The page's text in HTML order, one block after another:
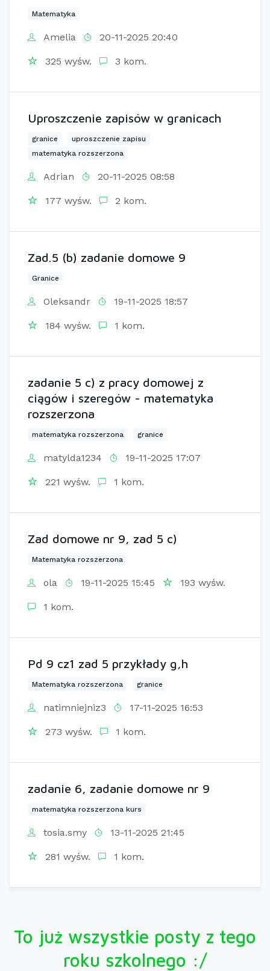
Matematyka
Amelia 20-11-2025 20:40
325 wyśw. 3 kom.
Uproszczenie zapisów w granicach
granice
uproszczenie zapisu
matematyka rozszerzona
Adrian 20-11-2025 08:58
177 wyśw. 2 kom.
Zad.5 (b) zadanie domowe 9
Granice
Oleksandr 19-11-2025 18:57
184 wyśw. 1 kom.
zadanie 5 c) z pracy domowej z
ciągów i szeregów - matematyka
rozszerzona
matematyka rozszerzona granice
matylda1234 19-11-2025 17:07
221 wyśw. 1 kom.
Zad domowe nr 9, zad 5 c)
Matematyka rozszerzona
ola 19-11-2025 15:45 193 wyśw.
1 kom.
Pd 9 cz1 zad 5 przykłady g,h
Matematyka rozszerzona granice
natimniejniz3 17-11-2025 16:53
273 wyśw. 1 kom.
zadanie 6, zadanie domowe nr 9
matematyka rozszerzona kurs
tosia.smy 13-11-2025 21:45
281 wyśw. 1 kom.
To już wszystkie posty z tego
roku szkolnego :/